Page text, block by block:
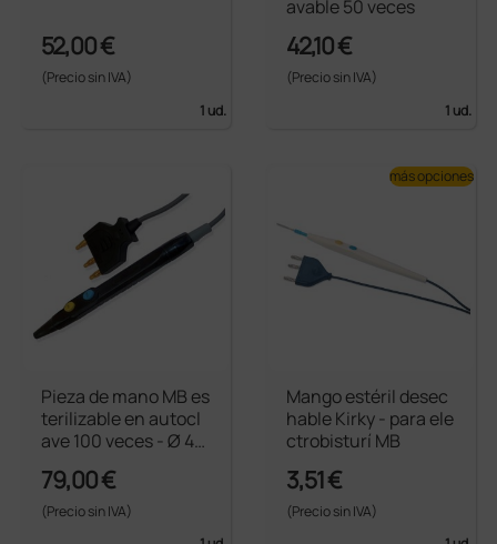
52,00 €
(Precio sin IVA)
1 ud.
avable 50 veces
42,10 €
(Precio sin IVA)
1 ud.
Pieza de mano MB es
terilizable en autocl
ave 100 veces - Ø 4
79,00 €
(Precio sin IVA)
Mango estéril desec
hable Kirky - para ele
ctrobisturí MB
3,51 €
(Precio sin IVA)
más opciones